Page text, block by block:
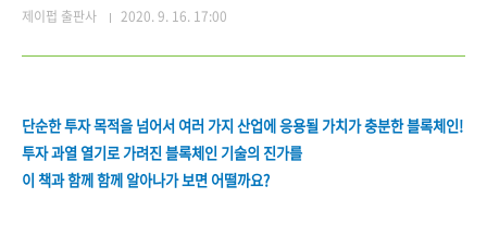
제이펍 출판사 2020. 9. 16. 17:00
단순한 투자 목적을 넘어서 여러 가지 산업에 응용될 가치가 충분한 블록체인!
투자 과열 열기로 가려진 블록체인 기술의 진가를
이 책과 함께 함께 알아나가 보면 어떨까요?